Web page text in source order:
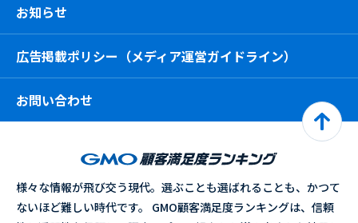
お知らせ
広告掲載ポリシー（メディア運営ガイドライン）
お問い合わせ
様々な情報が飛び交う現代。選ぶことも選ばれることも、かつて
ないほど難しい時代です。 GMO顧客満足度ランキングは、信頼